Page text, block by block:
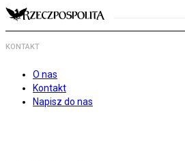
KONTAKT
O nas
Kontakt
Napisz do nas